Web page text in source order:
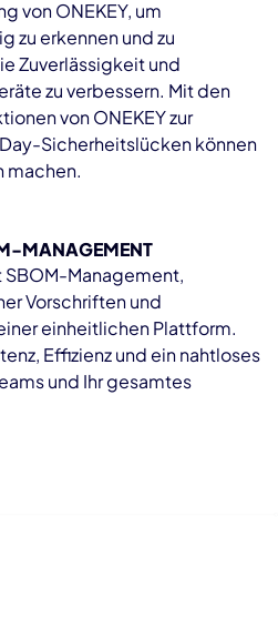
von ONEKEY, um
zu erkennen und zu
Zuverlässigkeit und
zu verbessern. Mit den
von ONEKEY zur
Sicherheitslücken können
machen.
MANAGEMENT
SBOM-Management,
Vorschriften und
einheitlichen Plattform.
Effizienz und ein nahtloses
und Ihr gesamtes